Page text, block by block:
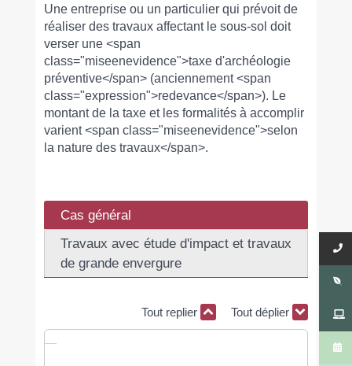
Une entreprise ou un particulier qui prévoit de
réaliser des travaux affectant le sous-sol doit
verser une <span
class="miseenevidence">taxe d'archéologie
préventive</span> (anciennement <span
class="expression">redevance</span>). Le
montant de la taxe et les formalités à accomplir
varient <span class="miseenevidence">selon
la nature des travaux</span>.
Cas général
Travaux avec étude d'impact et travaux
de grande envergure
Tout replier Tout déplier